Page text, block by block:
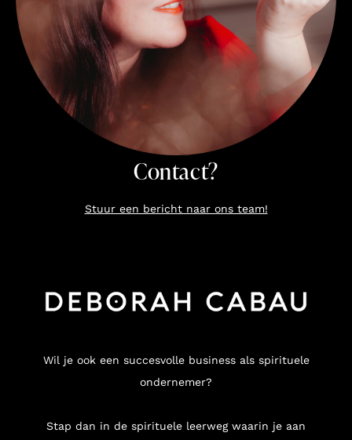
Contact?
Stuur een bericht naar ons team!
Wil je ook een succesvolle business als spirituele
ondernemer?
Stap dan in de spirituele leerweg waarin je aan